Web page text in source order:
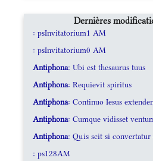
Dernières
: psInvitatorium1 AM
: psInvitatorium0 AM
Antiphona: Ubi est thesaurus tuus
Antiphona: Requievit spiritus
Antiphona: Continuo Iesus
Antiphona: Cumque vidisset
Antiphona: Quis scit si convertatur
: ps128AM